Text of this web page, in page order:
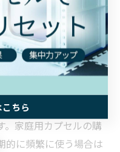
えで、自分の利用頻度
満足度向上につなが
費用差比較
合、購入とレンタルの
。家庭用カプセルの購
的に頻繁に使う場合は
こちら
ちら